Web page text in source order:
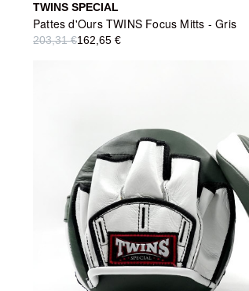
TWINS SPECIAL
Pattes d'Ours TWINS Focus Mitts - Gris
203,31 €162,65 €